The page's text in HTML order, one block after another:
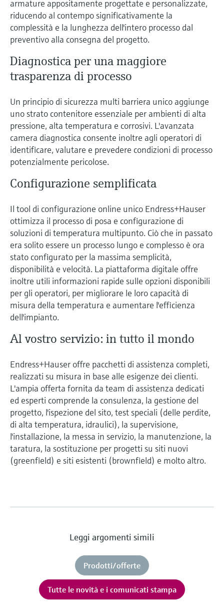
Accesso a Device Viewer
Trova informazioni e documentazione
specifiche sul prodotto
Trova i ricambi giusti
Trova i ricambi per codice prodotto, codice
microonde
Misura del livello tramite la misura
della pressione
Visualizza tutti
microonde
Memosens technology
Visualizza tutti
dell'eccellenza operativa e dei
modelli decisionali
armature appositamente progettate e personalizzate,
riducendo al contempo significativamente la
complessità e la lunghezza dell'intero processo dal
preventivo alla consegna del progetto.
Diagnostica per una maggiore
trasparenza di processo
Un principio di sicurezza multi barriera unico aggiunge
uno strato contenitore essenziale per ambienti di alta
pressione, alta temperatura e corrosivi. L'avanzata
camera diagnostica consente inoltre agli operatori di
identificare, valutare e prevedere condizioni di processo
potenzialmente pericolose.
Configurazione semplificata
Il tool di configurazione online unico Endress+Hauser
ottimizza il processo di posa e configurazione di
soluzioni di temperatura multipunto. Ciò che in passato
era solito essere un processo lungo e complesso è ora
stato configurato per la massima semplicità,
disponibilità e velocità. La piattaforma digitale offre
inoltre utili informazioni rapide sulle opzioni disponibili
per gli operatori, per migliorare le loro capacità di
misura della temperatura e aumentare l'efficienza
dell'impianto.
Al vostro servizio: in tutto il mondo
Endress+Hauser offre pacchetti di assistenza completi,
realizzati su misura in base alle esigenze dei clienti.
L'ampia offerta fornita da team di assistenza dedicati
ed esperti comprende la consulenza, la gestione del
progetto, l'ispezione del sito, test speciali (delle perdite,
di alta temperatura, idraulici), la supervisione,
l'installazione, la messa in servizio, la manutenzione, la
taratura, la sostituzione per progetti su siti nuovi
(greenfield) e siti esistenti (brownfield) e molto altro.
Leggi argomenti simili
Prodotti/offerte
Tutte le novità e i comunicati stampa